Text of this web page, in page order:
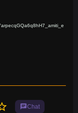
chatChat